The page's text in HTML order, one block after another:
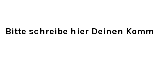
Bitte schreibe hier Deinen